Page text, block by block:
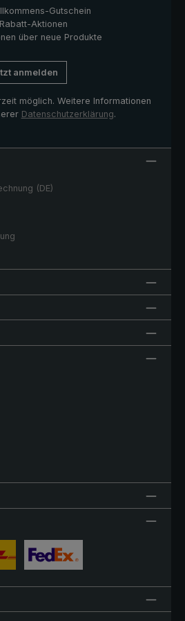
Gutschein
Aktionen
über neue Produkte
anmelden
möglich. Weitere Informationen
Datenschutzerklärung.
(DE)